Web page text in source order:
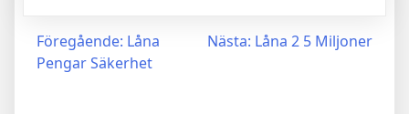
Inläggsnavigering
Föregående: Låna
Pengar Säkerhet
Nästa: Låna 2 5 Miljoner